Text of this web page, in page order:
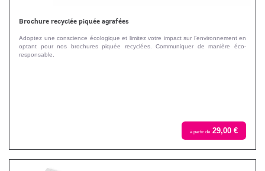
Brochure recyclée piquée agrafées
Adoptez une conscience écologique et limitez votre impact sur l’environnement en
optant pour nos brochures piquée recyclées. Communiquer de manière éco-
responsable.
à partir de 29,00 €